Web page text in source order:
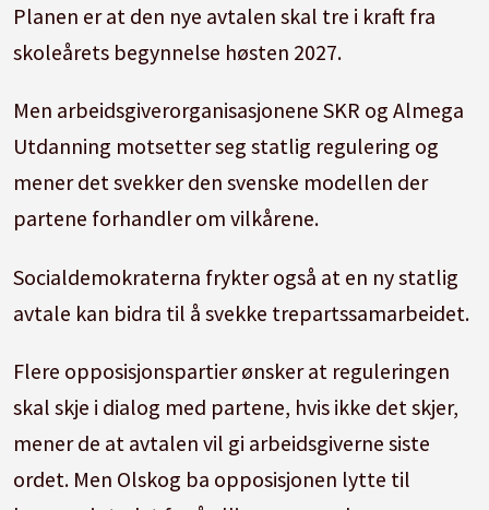
Planen er at den nye avtalen skal tre i kraft fra
skoleårets begynnelse høsten 2027.
Men arbeidsgiverorganisasjonene SKR og Almega
Utdanning motsetter seg statlig regulering og
mener det svekker den svenske modellen der
partene forhandler om vilkårene.
Socialdemokraterna frykter også at en ny statlig
avtale kan bidra til å svekke trepartssamarbeidet.
Flere opposisjonspartier ønsker at reguleringen
skal skje i dialog med partene, hvis ikke det skjer,
mener de at avtalen vil gi arbeidsgiverne siste
ordet. Men Olskog ba opposisjonen lytte til